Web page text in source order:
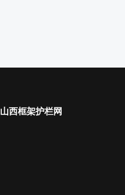
山西框架护栏网